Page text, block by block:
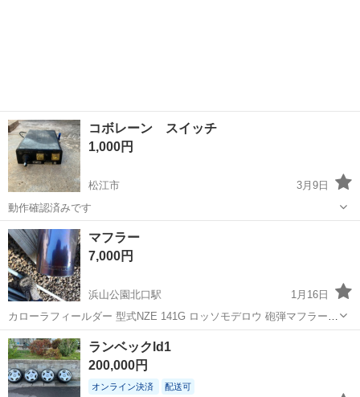
コボレーン スイッチ
1,000円
松江市
3月9日
動作確認済みです
島根 松江市
マフラー
7,000円
浜山公園北口駅
1月16日
カローラフィールダー 型式NZE 141G ロッソモデロウ 砲弾マフラー
スリキズ、へこみあり 車検非対応 いい音します☺️
島根 出雲市 浜山公園北口駅
ランベックld1
200,000円
オンライン決済 配送可